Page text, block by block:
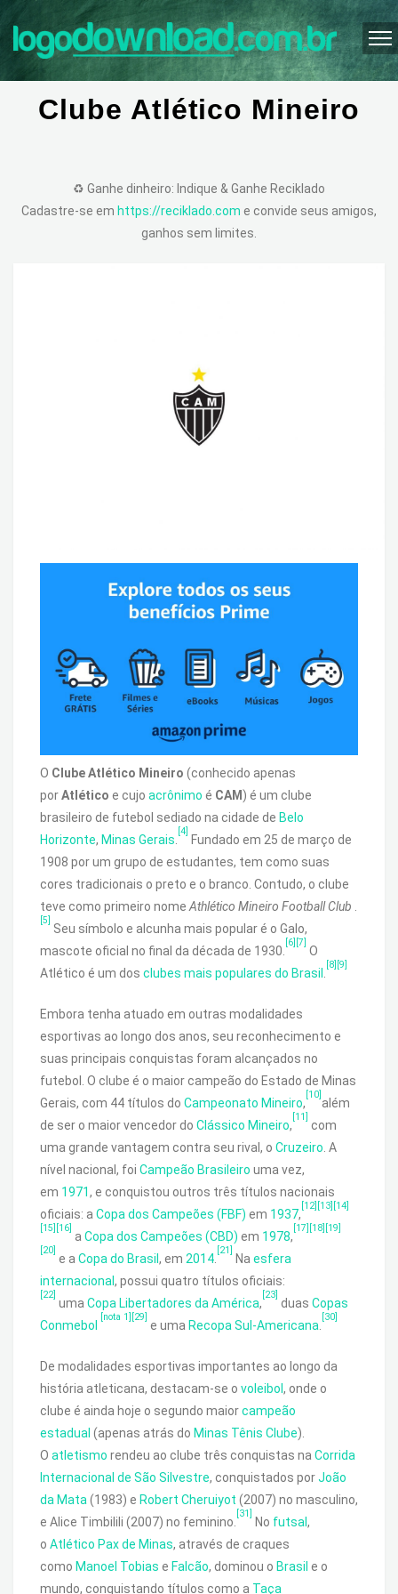
Clube Atlético Mineiro
♻️ Ganhe dinheiro: Indique & Ganhe Reciklado
Cadastre-se em https://reciklado.com e convide seus amigos,
ganhos sem limites.
O Clube Atlético Mineiro (conhecido apenas
porAtlético e cujo acrônimo é CAM ) é um clube
brasileiro de futebol sediado na cidade de Belo
Horizonte, Minas Gerais
[4]
Fundado em 25 de março de
1908 por um grupo de estudantes, tem como suas
cores tradicionais o preto e o branco. Contudo, o clube
teve como primeiro nome Athlético Mineiro Football Club
[5]
Seu símbolo e alcunha mais popular é o Galo,
mascote oficial no final da década de 1930.
[6] [7]
O
Atlético é um dos clubes mais populares do Brasil
[8] [9]
Embora tenha atuado em outras modalidades
esportivas ao longo dos anos, seu reconhecimento e
suas principais conquistas foram alcançados no
futebol. O clube é o maior campeão do Estado de Minas
Gerais, com 44 títulos do Campeonato Mineiro,
[10]
além
de ser o maior vencedor do Clássico Mineiro,
[11]
com
uma grande vantagem contra seu rival, o Cruzeiro . A
nível nacional, foi Campeão Brasileiro uma vez,
em 1971, e conquistou outros três títulos nacionais
oficiais: a Copa dos Campeões (FBF) em 1937,
[12] [13] [14]
[15] [16]
a Copa dos Campeões (CBD) em 1978,
[17] [18] [19]
[20]
e a Copa do Brasil , em 2014
[21]
Na esfera
internacional , possui quatro títulos oficiais:
[22]
uma Copa Libertadores da América,
[23]
duas Copas
Conmebol
[nota 1] [29]
e uma Recopa Sul-Americana
[30]
De modalidades esportivas importantes ao longo da
história atleticana, destacam-se o voleibol , onde o
clube é ainda hoje o segundo maiorcampeão
estadual (apenas atrás do Minas Tênis Clube).
O atletismo rendeu ao clube três conquistas na Corrida
Internacional de São Silvestre, conquistados porJoão
da Mata (1983) e Robert Cheruiyot (2007) no masculino,
e Alice Timbilili (2007) no feminino.
[31]
No futsal ,
o Atlético Pax de Minas, através de craques
como Manoel Tobias e Falcão, dominou o Brasil e o
mundo, conquistando títulos como a Taça